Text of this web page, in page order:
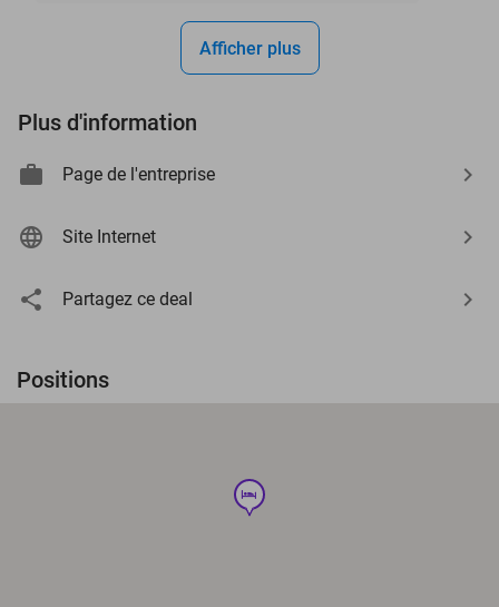
Afficher plus
Plus d'information
Page de l'entreprise
Site Internet
Partagez ce deal
Positions
hotel